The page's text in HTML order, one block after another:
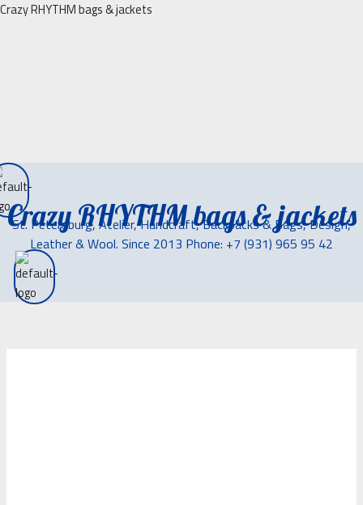
Перейти
Crazy RHYTHM bags & jackets
Crazy RHYTHM bags & jackets
St. Petersburg, Atelier, Handcraft, Backpacks & Bags, Design,
Leather & Wool. Since 2013 Phone: +7 (931) 965 95 42